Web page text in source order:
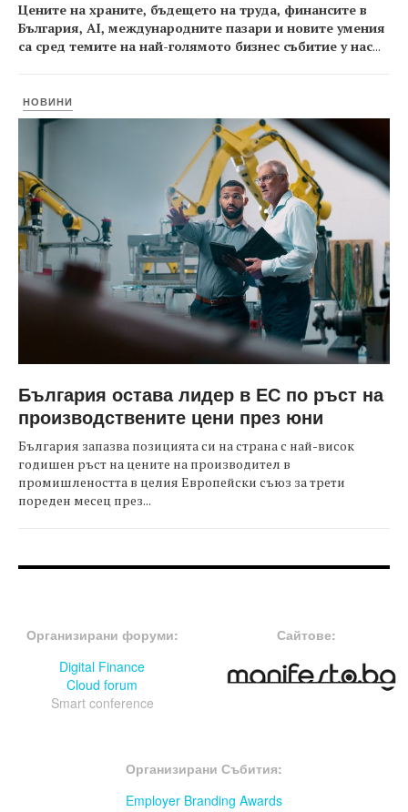
Цените на храните, бъдещето на труда, финансите в
България, AI, международните пазари и новите умения
са сред темите на най-голямото бизнес събитие у нас...
НОВИНИ
България остава лидер в ЕС по ръст на
производствените цени през юни
България запазва позицията си на страна с най-висок
годишен ръст на цените на производител в
промишлеността в целия Европейски съюз за трети
пореден месец през...
Организирани форуми:
Digital Finance
Cloud forum
Smart conference
Сайтове:
Организирани Събития:
Employer Branding Awards